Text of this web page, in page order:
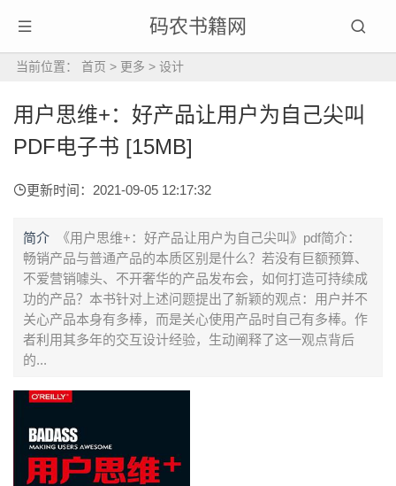
码农书籍网
当前位置： 首页 > 更多 > 设计
用户思维+：好产品让用户为自己尖叫
PDF电子书 [15MB]
更新时间：2021-09-05 12:17:32
简介
《用户思维+：好产品让用户为自己尖叫》pdf简介：
畅销产品与普通产品的本质区别是什么？若没有巨额预算、
不爱营销噱头、不开奢华的产品发布会，如何打造可持续成
功的产品？本书针对上述问题提出了新颖的观点：用户并不
关心产品本身有多棒，而是关心使用产品时自己有多棒。作
者利用其多年的交互设计经验，生动阐释了这一观点背后
的...